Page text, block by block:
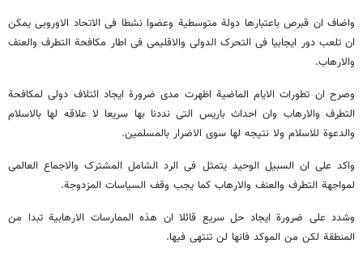
واضاف ان قبرص باعتبارها دولة متوسطیة وعضوا نشطا فی الاتحاد الاوروبی یمکن
ان تلعب دور ایجابیا فی التحرک الدولی والاقلیمی فی اطار مکافحة التطرف والعنف
والارهاب.
وصرح ان تطورات الایام الماضیة اظهرت مدی ضرورة ایجاد ائتلاف دولی لمکافحة
التطرف والارهاب وان احداث باریس التی نددنا بها سریعا لا علاقه لها بالاسلام
والدعوة للاسلام ولا نتیجه لها سوی الاضرار بالمسلمین.
واکد علی ان السبیل الوحید یتمثل فی الرد الشامل المشترک والاجماع العالمی
لمواجهة التطرف والعنف والارهاب کما یجب وقف السیاسات المزدوجة.
وشدد علی ضرورة ایجاد حل سریع قائلا ان هذه الممارسات الارهابیة تبدا من
المنطقة لکن من الموکد فانها لن تنتهی فیها.